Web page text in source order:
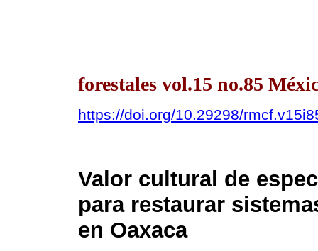
forestales vol.15 no.85
https://doi.org/10.29298/
Valor cultural de
para restaurar
en Oaxaca